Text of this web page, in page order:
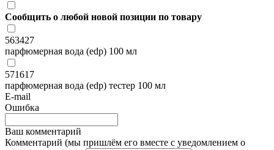
Сообщить о любой новой позиции по товару
563427
парфюмерная вода (edp) 100 мл
571617
парфюмерная вода (edp) тестер 100 мл
E-mail
Ошибка
Ваш комментарий
Комментарий (мы пришлём его вместе с уведомлением о